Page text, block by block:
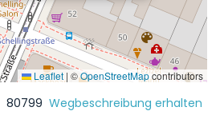
Leaflet | ©OpenStreetMapcontributors
80799 Wegbeschreibung erhalten